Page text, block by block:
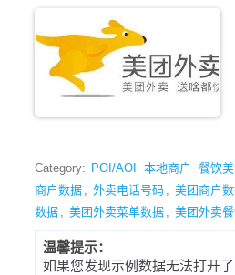
Category: POI/AOI 本地商户 餐饮
商户数据 , 外卖电话号码 , 美团商户
数据 , 美团外卖菜单数据 , 美团外卖
温馨提示：
如果您发现示例数据无法打开